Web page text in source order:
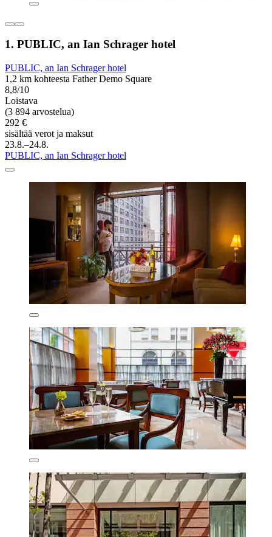
1. PUBLIC, an Ian Schrager hotel
PUBLIC, an Ian Schrager hotel
1,2 km kohteesta Father Demo Square
8,8/10
Loistava
(3 894 arvostelua)
292 €
sisältää verot ja maksut
23.8.–24.8.
PUBLIC, an Ian Schrager hotel